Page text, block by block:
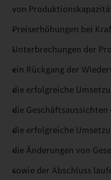
von
Preiserhöhungen bei
Unterbrechungen der
ein Rückgang der
die erfolgreiche
die
die erfolgreiche
die Änderungen von
sowie der Abschluss